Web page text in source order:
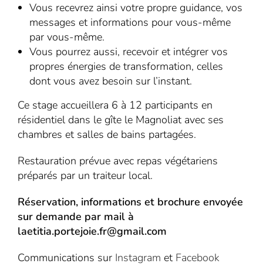
Vous recevrez ainsi votre propre guidance, vos
messages et informations pour vous-même
par vous-même.
Vous pourrez aussi, recevoir et intégrer vos
propres énergies de transformation, celles
dont vous avez besoin sur l’instant.
Ce stage accueillera 6 à 12 participants en
résidentiel dans le gîte le Magnoliat avec ses
chambres et salles de bains partagées.
Restauration prévue avec repas végétariens
préparés par un traiteur local.
Réservation, informations et brochure envoyée
sur demande par mail à
laetitia.portejoie.fr@gmail.com
Communications sur Instagram et Facebook